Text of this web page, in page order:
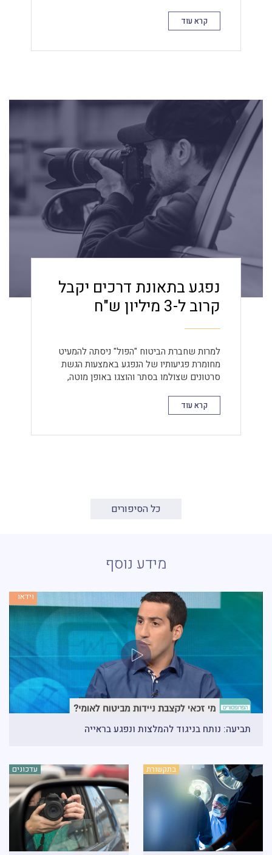
החולים "מעייני הישועה". סיפורה חושף את
החשיבות העצומה של זכותכם לאוטונומיה על
קרא עוד
נפגע בתאונת דרכים יקבל
קרוב ל-3 מיליון ש"ח
למרות שחברת הביטוח "הפול" ניסתה להמעיט
מחומרת פגיעותיו של הנפגע באמצעות הגשת
סרטונים שצולמו בסתר והוצגו באופן מוטה,
הפגיעות הקשות שנגרמו לנפגע ואת השפעתן
המכרעת על תפקודו היומיומי.
קרא עוד
כל הסיפורים
מידע נוסף
בתקשורת
וידאו
תביעה: נותח בניגוד להמלצות ונפגע בראייה
עדכונים